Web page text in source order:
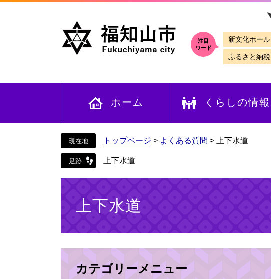
文
注目
ワード
新文化ホール
ふるさと納税
ホーム くらしの情報
トップページ > よくある質問 > 上下水道
上下水道
上下水道
カテゴリーメニュー